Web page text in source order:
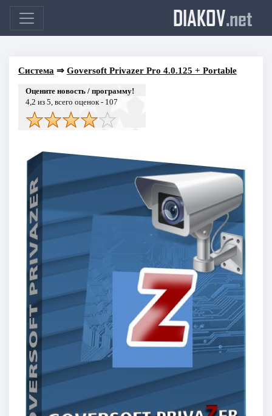
DIAKOV.net
Система ⇒ Goversoft Privazer Pro 4.0.125 + Portable
Оцените новость / программу!
4,2 из 5, всего оценок - 107